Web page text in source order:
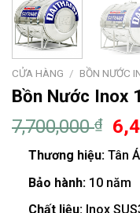
CỬA HÀNG / BỒN NƯỚC
Bồn Nước Inox
7,700,000₫
Thương hiệu:Tân
Bảo hành:10 năm
Chất liệu:Inox